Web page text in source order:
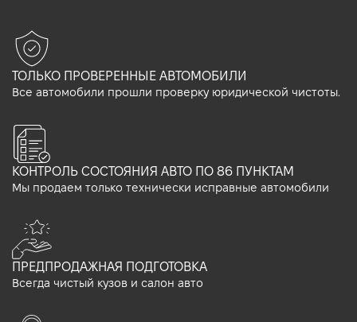
ТОЛЬКО ПРОВЕРЕННЫЕ АВТОМОБИЛИ
Все автомобили прошли проверку юридической чистоты.
КОНТРОЛЬ СОСТОЯНИЯ АВТО ПО 86 ПУНКТАМ
Мы продаем только технически исправные автомобили
ПРЕДПРОДАЖНАЯ ПОДГОТОВКА
Всегда чистый кузов и салон авто